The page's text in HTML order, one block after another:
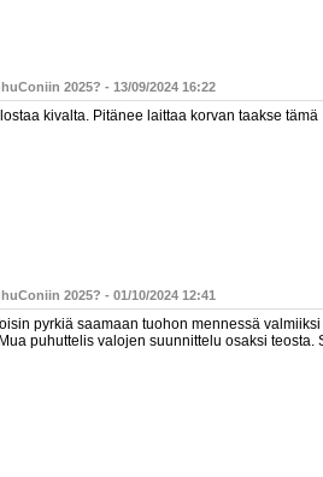
2025? - 13/09/2024 16:22
kivalta. Pitänee laittaa korvan taakse tämä
2025? - 01/10/2024 12:41
pyrkiä saamaan tuohon mennessä
puhuttelis valojen suunnittelu osaksi